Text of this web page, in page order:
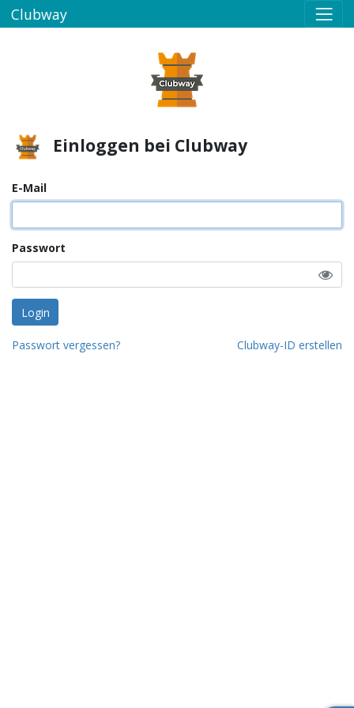
Clubway
Einloggen bei Clubway
E-Mail
Passwort
Login
Passwort vergessen? Clubway-ID erstellen